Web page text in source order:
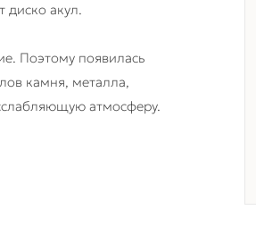
диско акул.
Поэтому появилась
камня, металла,
атмосферу.